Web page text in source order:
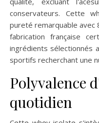
conservateurs. Cette
pureté remarquable avec
fabrication française
ingrédients sélectionnés
sportifs recherchant une
Polyvalence
quotidien